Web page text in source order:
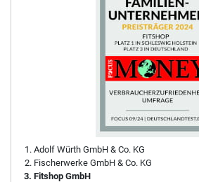
Adolf Würth GmbH & Co. KG
Fischerwerke GmbH & Co. KG
Fitshop GmbH